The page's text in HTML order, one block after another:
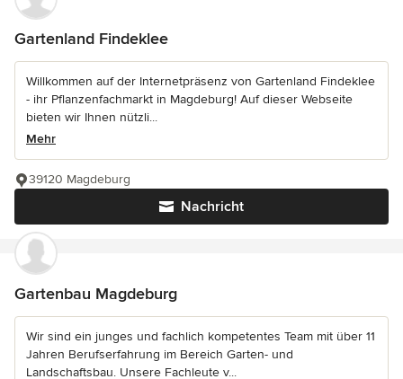
Gartenland Findeklee
Willkommen auf der Internetpräsenz von Gartenland Findeklee
- ihr Pflanzenfachmarkt in Magdeburg! Auf dieser Webseite
bieten wir Ihnen nützli...
Mehr
Nachricht
39120 Magdeburg
Gartenbau Magdeburg
Wir sind ein junges und fachlich kompetentes Team mit über 11
Jahren Berufserfahrung im Bereich Garten- und
Landschaftsbau. Unsere Fachleute v...